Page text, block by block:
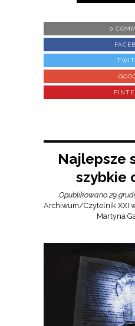
0
Najlepsze
szybkie
Opublikowano 29
Archiwum/Czytelnik XXI
Martyna